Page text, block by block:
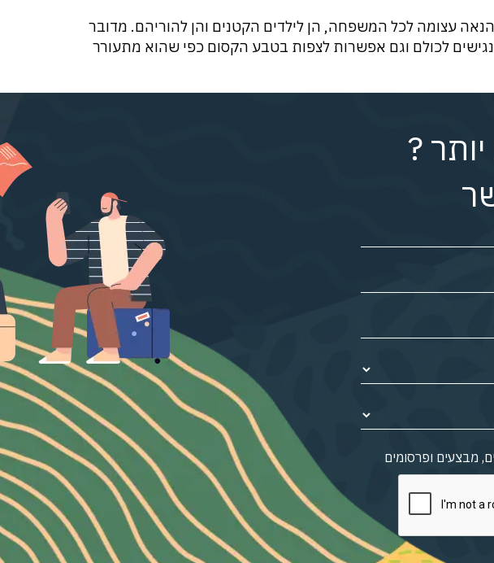
עצומה לכל המשפחה, הן לילדים הקטנים והן להוריהם. מדובר
לכולם וגם אפשרות לצפות בטבע הקסום כפי שהוא מתעורר
?
מבצעים ופרסומים